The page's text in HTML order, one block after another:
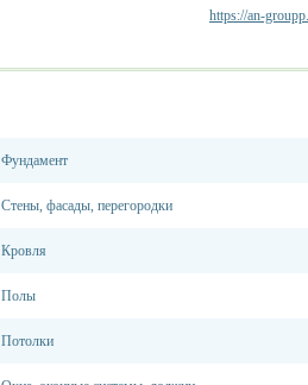
https://an-
Фундамент
Стены, фасады, перегородки
Кровля
Полы
Потолки